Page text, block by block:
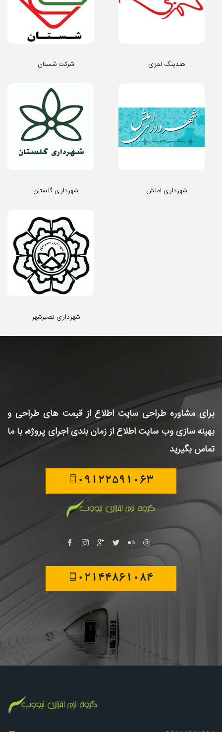
شرکت شستان هلدینگ لمزی
شهرداری گلستان شهرداری املش
شهرداری نصیرشهر
برای مشاوره طراحی سایتاطلاع از قیمت های طراحی و
بهینه سازی وب سایتاطلاع از زمان بندی اجرای پروژه، با ما
تماس بگیرید
09122591063
02144861084